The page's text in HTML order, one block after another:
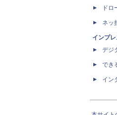
ドロ
ネッ
インプ
デジ
でき
イン